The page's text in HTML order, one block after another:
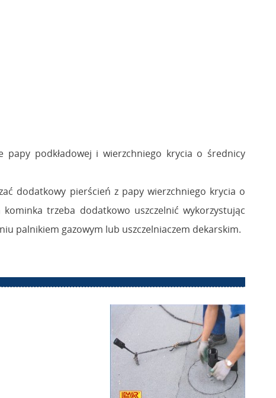
papy podkładowej i wierzchniego krycia o średnicy
dodatkowy pierścień z papy wierzchniego krycia o
trzeba dodatkowo uszczelnić wykorzystując
palnikiem gazowym lub uszczelniaczem dekarskim.